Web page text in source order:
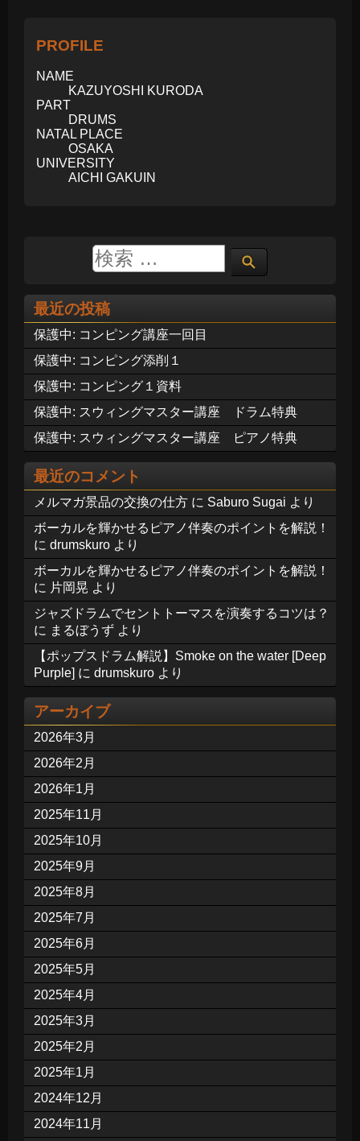
PROFILE
NAME
KAZUYOSHI KURODA
PART
DRUMS
NATAL PLACE
OSAKA
UNIVERSITY
AICHI GAKUIN
最近の投稿
保護中: コンピング講座一回目
保護中: コンピング添削１
保護中: コンピング１資料
保護中: スウィングマスター講座 ドラム特典
保護中: スウィングマスター講座 ピアノ特典
最近のコメント
メルマガ景品の交換の仕方 に Saburo Sugai より
ボーカルを輝かせるピアノ伴奏のポイントを解説！
に drumskuro より
ボーカルを輝かせるピアノ伴奏のポイントを解説！
に 片岡晃 より
ジャズドラムでセントトーマスを演奏するコツは？
に まるぼうず より
【ポップスドラム解説】Smoke on the water [Deep
Purple] に drumskuro より
アーカイブ
2026年3月
2026年2月
2026年1月
2025年11月
2025年10月
2025年9月
2025年8月
2025年7月
2025年6月
2025年5月
2025年4月
2025年3月
2025年2月
2025年1月
2024年12月
2024年11月